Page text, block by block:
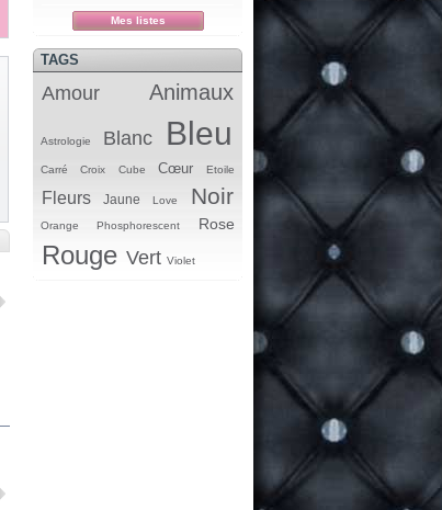
Mes listes
TAGS
Amour Animaux
Astrologie Blanc Bleu
Carré Croix Cube Cœur Etoile
Fleurs Jaune Love Noir
Orange Phosphorescent Rose
Rouge Vert Violet